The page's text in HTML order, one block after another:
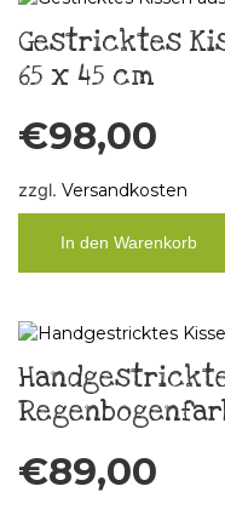
Gestricktes
65 x 45 cm
€98,00
zzgl. Versandkosten
In den Warenkorb
€89,00